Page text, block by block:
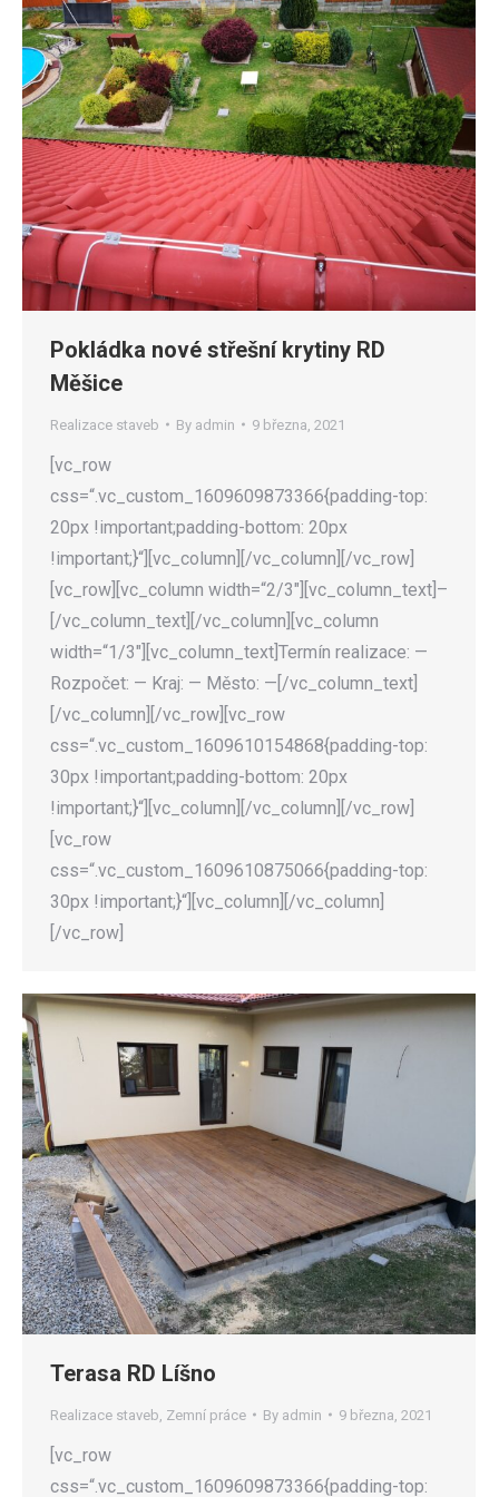
Pokládka nové střešní krytiny RD
Měšice
Realizace staveb By admin 9 března, 2021
[vc_row
css=“.vc_custom_1609609873366{padding-top:
20px !important;padding-bottom: 20px
!important;}“][vc_column][/vc_column][/vc_row]
[vc_row][vc_column width=“2/3″][vc_column_text]–
[/vc_column_text][/vc_column][vc_column
width=“1/3″][vc_column_text]Termín realizace: —
Rozpočet: — Kraj: — Město: —[/vc_column_text]
[/vc_column][/vc_row][vc_row
css=“.vc_custom_1609610154868{padding-top:
30px !important;padding-bottom: 20px
!important;}“][vc_column][/vc_column][/vc_row]
[vc_row
css=“.vc_custom_1609610875066{padding-top:
30px !important;}“][vc_column][/vc_column]
[/vc_row]
Terasa RD Líšno
Realizace staveb Zemní práce By admin 9 března, 2021
[vc_row
css=“.vc_custom_1609609873366{padding-top: